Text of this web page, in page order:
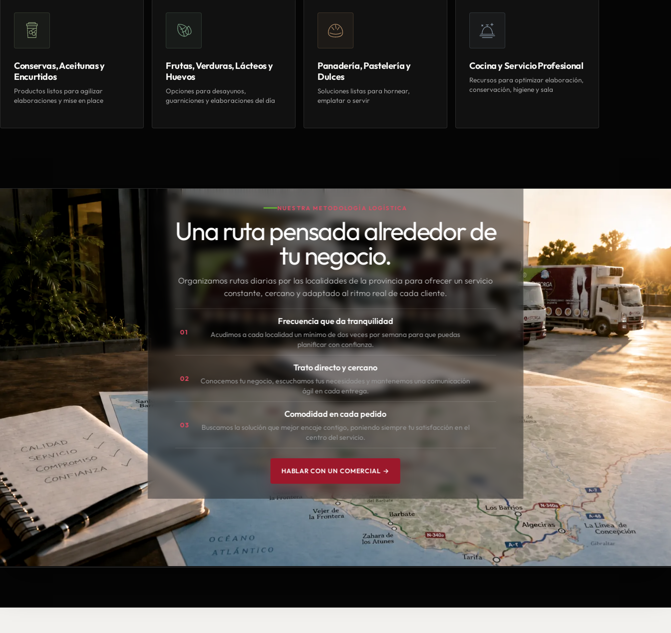
Conservas, Aceitunas y
Encurtidos
Productos listos para agilizar
elaboraciones y mise en place
Frutas, Verduras, Lácteos y
Huevos
Opciones para desayunos,
guarniciones y elaboraciones del día
Panadería, Pastelería y
Dulces
Soluciones listas para hornear,
emplatar o servir
Cocina y Servicio Profesional
Recursos para optimizar elaboración,
conservación, higiene y sala
NUESTRA METODOLOGÍA LOGÍSTICA
Una ruta pensada alrededor de
tu negocio.
Organizamos rutas diarias por las localidades de la provincia para ofrecer un servicio
constante, cercano y adaptado al ritmo real de cada cliente.
01
Frecuencia que da tranquilidad
Acudimos a cada localidad un mínimo de dos veces por semana para que puedas
planificar con confianza.
02
Trato directo y cercano
Conocemos tu negocio, escuchamos tus necesidades y mantenemos una comunicación
ágil en cada entrega.
03
Comodidad en cada pedido
Buscamos la solución que mejor encaje contigo, poniendo siempre tu satisfacción en el
centro del servicio.
HABLAR CON UN COMERCIAL →